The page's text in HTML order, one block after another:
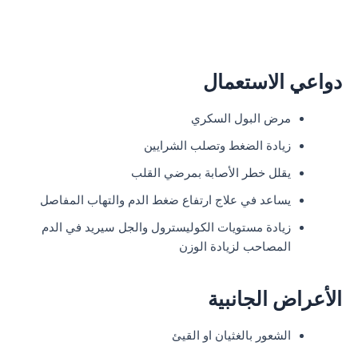
دواعي الاستعمال
مرض البول السكري
زيادة الضغط وتصلب الشرايين
يقلل خطر الأصابة بمرضي القلب
يساعد في علاج ارتفاع ضغط الدم والتهاب المفاصل
زيادة مستويات الكوليسترول والجل سيريد في الدم
المصاحب لزيادة الوزن
الأعراض الجانبية
الشعور بالغثيان او القيئ